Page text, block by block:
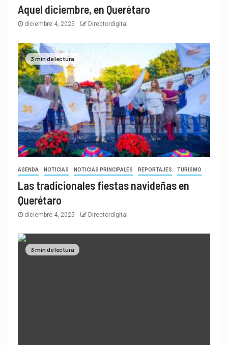
Aquel diciembre, en Querétaro
diciembre 4, 2025 Directordigital
3 min de lectura
AGENDA NOTICIAS NOTICIAS PRINCIPALES REPORTAJES TURISMO
Las tradicionales fiestas navideñas en
Querétaro
diciembre 4, 2025 Directordigital
3 min de lectura